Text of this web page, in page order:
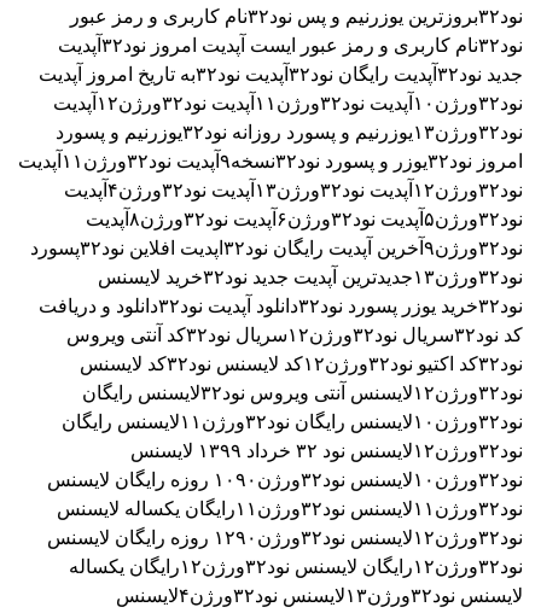
نود۳۲
بروزترین یوزرنیم و پس نود۳۲
نام کاربری و رمز عبور
نود۳۲
نام کاربری و رمز عبور ایست آپدیت امروز نود۳۲
آپدیت
جدید نود۳۲
آپدیت رایگان نود۳۲ آپدیت نود۳۲به تاریخ امروز
آپدیت
نود۳۲ورژن۱۰
آپدیت نود۳۲ورژن۱۱ آپدیت نود۳۲ورژن۱۲
آپدیت
نود۳۲ورژن۱۳
یوزرنیم و پسورد روزانه نود۳۲
یوزرنیم و پسورد
امروز نود۳۲
یوزر و پسورد نود۳۲نسخه۹ آپدیت نود۳۲ورژن۱۱
آپدیت
نود۳۲ورژن۱۲
آپدیت نود۳۲ورژن۱۳ آپدیت نود۳۲ورژن۴
آپدیت
نود۳۲ورژن۵
آپدیت نود۳۲ورژن۶ آپدیت نود۳۲ورژن۸
آپدیت
نود۳۲ورژن۹
آخرین آپدیت رایگان نود۳۲ اپدیت افلاین نود۳۲
پسورد
نود۳۲ورژن۱۳
جدیدترین آپدیت جدید نود۳۲
خرید لایسنس
نود۳۲
خرید یوزر پسورد نود۳۲ دانلود آپدیت نود۳۲
دانلود و دریافت
کد نود۳۲
سریال نود۳۲ورژن۱۲ سریال نود۳۲
کد آنتی ویروس
نود۳۲
کد اکتیو نود۳۲ورژن۱۲ کد لایسنس نود۳۲
کد لایسنس
نود۳۲ورژن۱۲
لایسنس آنتی ویروس نود۳۲
لایسنس رایگان
نود۳۲ورژن۱۰
لایسنس رایگان نود۳۲ورژن۱۱
لایسنس رایگان
نود۳۲ورژن۱۲
لایسنس نود ۳٢ خرداد ۱۳۹۹
لایسنس
نود۳۲ورژن۱۰
لایسنس نود۳۲ورژن۱۰۹۰ روزه رایگان
لایسنس
نود۳۲ورژن۱۱
لایسنس نود۳۲ورژن۱۱رایگان یکساله
لایسنس
نود۳۲ورژن۱۲
لایسنس نود۳۲ورژن۱۲۹۰ روزه رایگان
لایسنس
نود۳۲ورژن۱۲رایگان
لایسنس نود۳۲ورژن۱۲رایگان یکساله
لایسنس نود۳۲ورژن۱۳
لایسنس نود۳۲ورژن۴
لایسنس